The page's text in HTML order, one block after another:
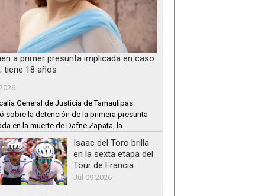
a primer presunta implicada en caso
tiene 18 años
General de Justicia de Tamaulipas
sobre la detención de la primera presunta
en la muerte de Dafne Zapata, la...
Isaac del Toro brilla
en la sexta etapa del
Tour de Francia
Jul 09 2026